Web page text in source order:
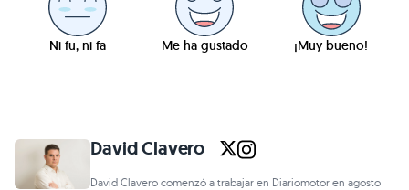
Ni fu, ni fa Me ha gustado ¡Muy bueno!
David Clavero
David Clavero comenzó a trabajar en Diariomotor en agosto